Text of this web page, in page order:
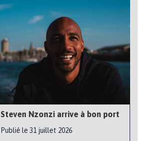
Steven Nzonzi arrive à bon port
Publié le 31 juillet 2026